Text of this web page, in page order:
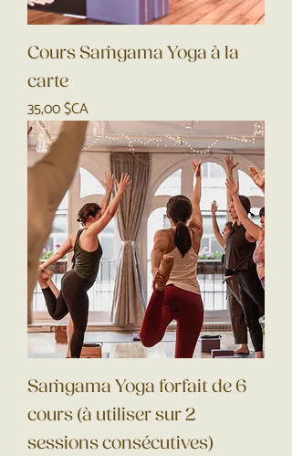
Cours Saṁgama Yoga à la
carte
Prix
35,00 $CA
Saṁgama Yoga forfait de 6
cours (à utiliser sur 2
sessions consécutives)